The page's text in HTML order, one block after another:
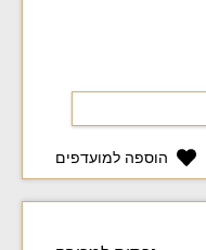
הוספה למועדפים